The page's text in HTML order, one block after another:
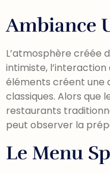
Ambiance
L’atmosphère créée
intimiste,
éléments créent une
classiques. Alors que
restaurants
peut observer la
Le Menu